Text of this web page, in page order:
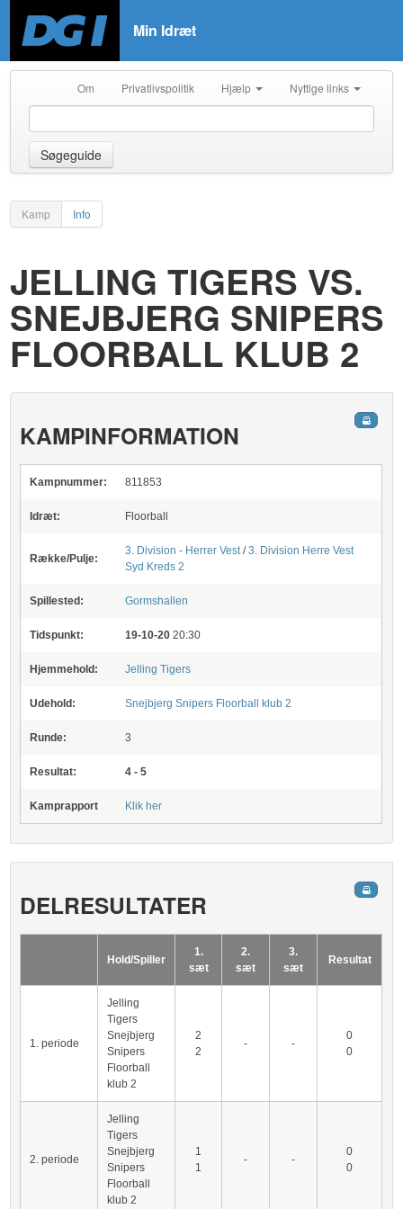
Min Idræt
Om Privatlivspolitik Hjælp Nyttige links
Søgeguide
Kamp Info
JELLING TIGERS VS.
SNEJBJERG SNIPERS
FLOORBALL KLUB 2
KAMPINFORMATION
Kampnummer: 811853
Idræt: Floorball
Række/Pulje:
3. Division - Herrer Vest/3. Division Herre Vest
Syd Kreds 2
Spillested: Gormshallen
Tidspunkt: 19-10-2020:30
Hjemmehold: Jelling Tigers
Udehold: Snejbjerg Snipers Floorball klub 2
Runde: 3
Resultat: 4 - 5
Kamprapport Klik her
DELRESULTATER
Hold/Spiller
1.
sæt
2.
sæt
3.
sæt
Resultat
1. periode
Jelling
Tigers
Snejbjerg
Snipers
Floorball
klub 2
2
2
- -
0
0
2. periode
Jelling
Tigers
Snejbjerg
Snipers
Floorball
klub 2
1
1
- -
0
0